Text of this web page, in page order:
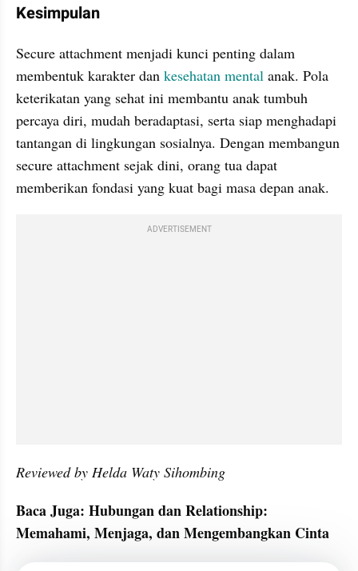
Kesimpulan
Secure attachment menjadi kunci penting dalam
membentuk karakter dan kesehatan mental anak. Pola
keterikatan yang sehat ini membantu anak tumbuh
percaya diri, mudah beradaptasi, serta siap menghadapi
tantangan di lingkungan sosialnya. Dengan membangun
secure attachment sejak dini, orang tua dapat
memberikan fondasi yang kuat bagi masa depan anak.
ADVERTISEMENT
Reviewed by Helda Waty Sihombing
Baca Juga: Hubungan dan Relationship:
Memahami, Menjaga, dan Mengembangkan Cinta